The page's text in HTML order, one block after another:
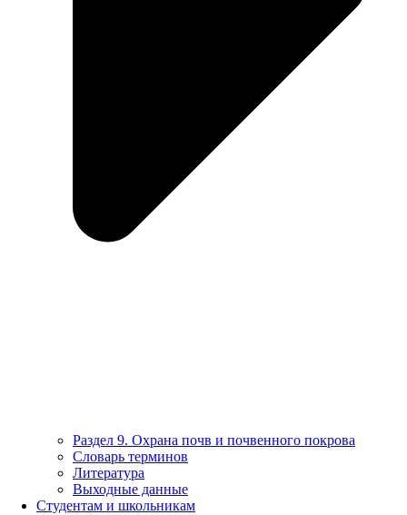
Раздел 9. Охрана почв и почвенного покрова
Словарь терминов
Литература
Выходные данные
Студентам и школьникам